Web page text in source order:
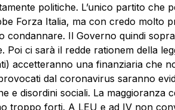
politiche. L’unico partito che
Forza Italia, ma con credo molto
condannare. Il Governo quindi
Poi ci sarà il redde rationem della
accetteranno una finanziaria che
dal coronavirus saranno
e disordini sociali. La maggioranza
troppo forti. A LEU e ad IV non